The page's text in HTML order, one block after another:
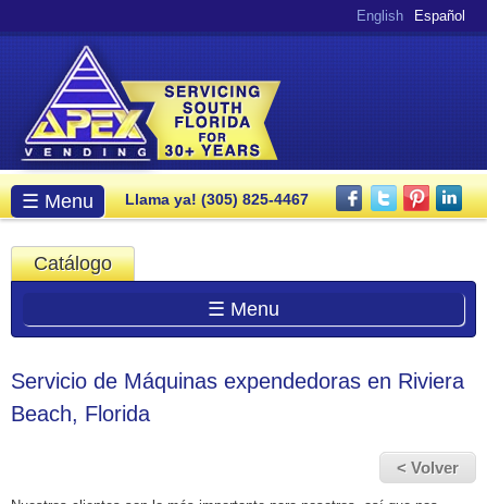
contenido
English Español
Menú principal
☰ Menu Llama ya! (305) 825-4467
Catálogo
☰ Menu
Servicio de Máquinas expendedoras en Riviera
Beach, Florida
< Volver